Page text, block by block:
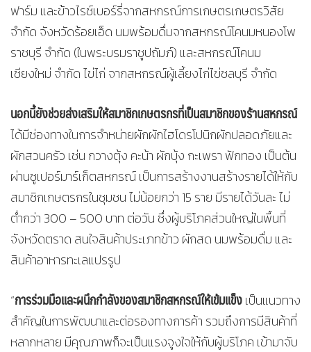
ฟาร์ม และข้าวไรซ์เบอร์รี่จากสหกรณ์การเกษตรเกษตรวิสัย
จำกัด จังหวัดร้อยเอ็ด นมพร้อมดื่มจากสหกรณ์โคนมหนองโพ
ราชบุรี จำกัด (ในพระบรมราชูปถัมภ์) และสหกรณ์โคนม
เชียงใหม่ จำกัด ไข่ไก่ จากสหกรณ์ผู้เลี้ยงไก่ไข่ชลบุรี จำกัด
นอกนี้ยังช่วยส่งเสริมให้สมาชิกเกษตรกรที่เป็นสมาชิกของร้านสหกรณ์
ได้มีช่องทางในการจำหน่ายผักผักไฮโดรโปนิกผักปลอดภัยและ
ผักสวนครัว เช่น กวางตุ้ง คะน้า ผักบุ้ง กะเพรา ฟักทอง เป็นต้น
ผ่านซูเปอร์มาร์เก็ตสหกรณ์ เป็นการสร้างงานสร้างรายได้ให้กับ
สมาชิกเกษตรกรในชุมชน ไม่น้อยกว่า 15 ราย มีรายได้วันละ ไม่
ต่ำกว่า 300 – 500 บาท ต่อวัน ซึ่งผู้บริโภคส่วนใหญ่ในพื้นที่
จังหวัดตราด สนใจสินค้าประเภทข้าว ผักสด นมพร้อมดื่ม และ
สินค้าอาหารทะเลแปรรูป
“การร่วมมือและผนึกกำลังของสมาชิกสหกรณ์ให้เข้มแข็งเป็นแนวทาง
สำคัญในการพัฒนาและต่อรองทางการค้า รวมถึงการมีสินค้าที่
หลากหลาย มีคุณภาพก็จะเป็นแรงจูงใจให้กับผู้บริโภค เข้ามาจับ